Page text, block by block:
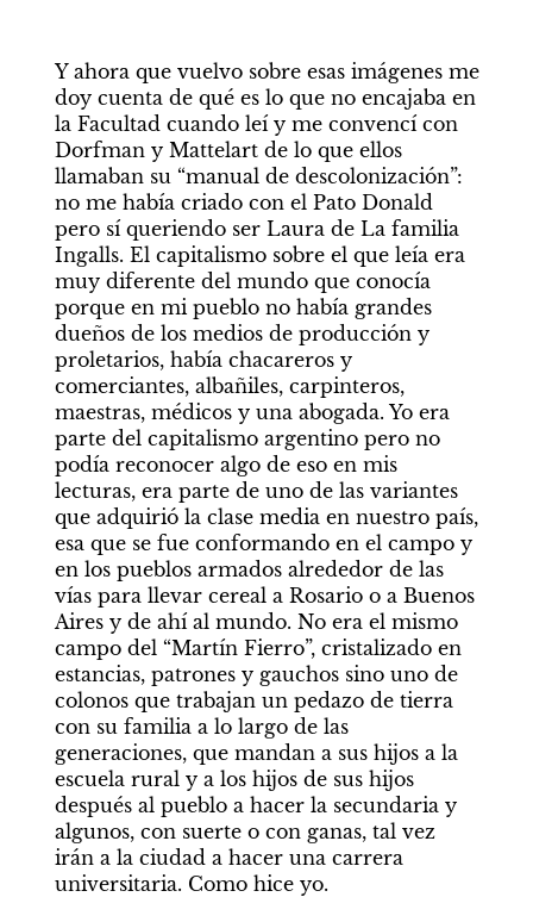
Y ahora que vuelvo sobre esas imágenes me
doy cuenta de qué es lo que no encajaba en
la Facultad cuando leí y me convencí con
Dorfman y Mattelart de lo que ellos
llamaban su “manual de descolonización”:
no me había criado con el Pato Donald
pero sí queriendo ser Laura de La familia
Ingalls. El capitalismo sobre el que leía era
muy diferente del mundo que conocía
porque en mi pueblo no había grandes
dueños de los medios de producción y
proletarios, había chacareros y
comerciantes, albañiles, carpinteros,
maestras, médicos y una abogada. Yo era
parte del capitalismo argentino pero no
podía reconocer algo de eso en mis
lecturas, era parte de uno de las variantes
que adquirió la clase media en nuestro país,
esa que se fue conformando en el campo y
en los pueblos armados alrededor de las
vías para llevar cereal a Rosario o a Buenos
Aires y de ahí al mundo. No era el mismo
campo del “Martín Fierro”, cristalizado en
estancias, patrones y gauchos sino uno de
colonos que trabajan un pedazo de tierra
con su familia a lo largo de las
generaciones, que mandan a sus hijos a la
escuela rural y a los hijos de sus hijos
después al pueblo a hacer la secundaria y
algunos, con suerte o con ganas, tal vez
irán a la ciudad a hacer una carrera
universitaria. Como hice yo.